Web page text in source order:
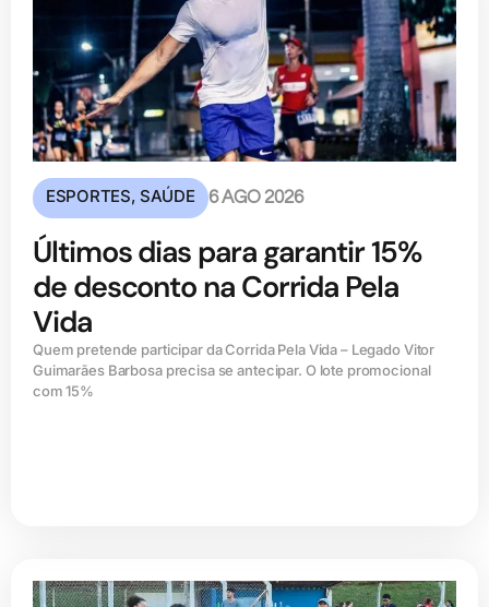
ESPORTES,SAÚDE 6 AGO 2026
Últimos dias para garantir 15%
de desconto na Corrida Pela
Vida
Quem pretende participar da Corrida Pela Vida – Legado Vitor
Guimarães Barbosa precisa se antecipar. O lote promocional
com 15%